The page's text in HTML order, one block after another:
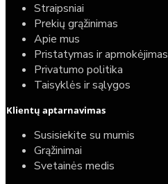
Straipsniai
Prekių grąžinimas
Apie mus
Pristatymas ir apmokėjimas
Privatumo politika
Taisyklės ir sąlygos
Klientų aptarnavimas
Susisiekite su mumis
Grąžinimai
Svetainės medis